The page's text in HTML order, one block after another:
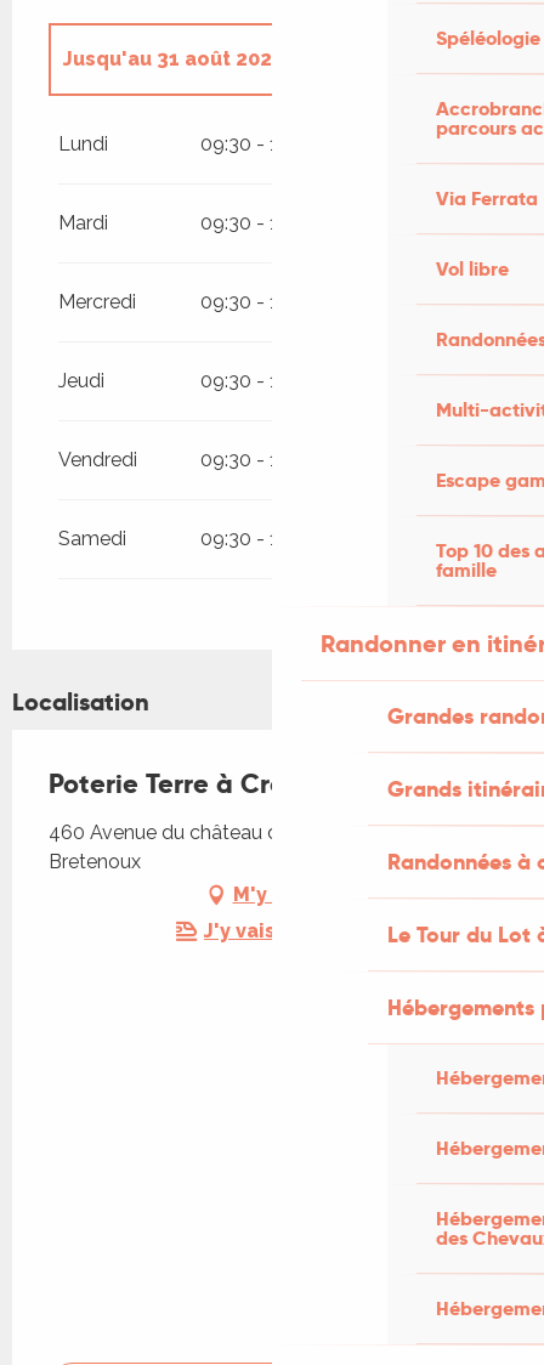
Spéléologie
parcours
Via Ferrata
Vol libre
Multi-
Escape
Top 10 des
famille
Randonner en
Grandes
Grands
Randonnées
Le Tour du Lot
des
Jusqu'au 31 août 2026
Lundi 09:30 - 13:00 14:00 - 19:00
Mardi 09:30 - 13:00
Mercredi 09:30 - 13:00 14:00 - 19:00
Jeudi 09:30 - 13:00 14:00 - 19:00
Vendredi 09:30 - 13:00
Samedi 09:30 - 13:00
Localisation
Poterie Terre à Croquer
460 Avenue du château de Castelnau, 46130
Bretenoux
M'y rendre
J'y vais en train !